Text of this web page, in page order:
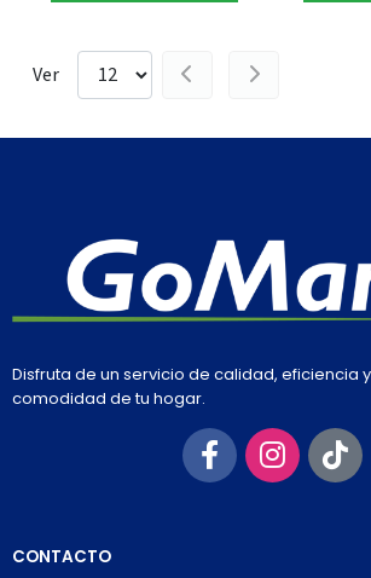
Ver
Disfruta de un servicio de calidad, eficiencia
comodidad de tu hogar.
CONTACTO